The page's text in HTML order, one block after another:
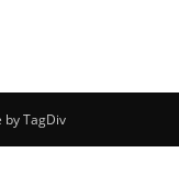
TagDiv